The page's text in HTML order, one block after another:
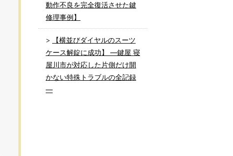
動作不良を完全復活させた鍵
修理事例】
【横並びダイヤルのスーツ
ケース解錠に成功】 ―鍵屋 寝
屋川市が対応した片側だけ開
かない特殊トラブルの全記録
―